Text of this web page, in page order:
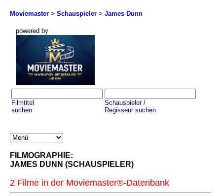
Moviemaster > Schauspieler > James Dunn
powered by
Filmtitel
suchen
Schauspieler /
Regisseur suchen
FILMOGRAPHIE:
JAMES DUNN (SCHAUSPIELER)
2 Filme in der Moviemaster®-Datenbank